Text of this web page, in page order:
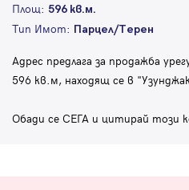
Площ: 596 кв.м.
Тип Имот: Парцел/Терен
Адрес предлага за продажба
596 кв.м, находящ се в
Обади се СЕГА и цитирай този